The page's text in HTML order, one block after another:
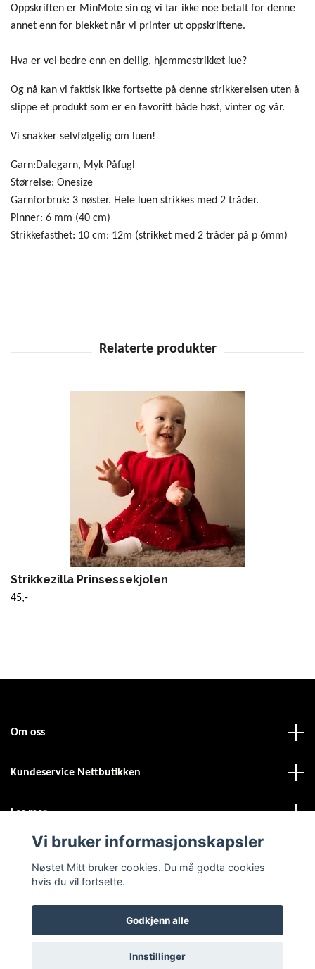
Oppskriften er MinMote sin og vi tar ikke noe betalt for denne
annet enn for blekket når vi printer ut oppskriftene.
Hva er vel bedre enn en deilig, hjemmestrikket lue?
Og nå kan vi faktisk ikke fortsette på denne strikkereisen uten å
slippe et produkt som er en favoritt både høst, vinter og vår.
Vi snakker selvfølgelig om luen!
Garn:Dalegarn, Myk Påfugl
Størrelse: Onesize
Garnforbruk: 3 nøster. Hele luen strikkes med 2 tråder.
Pinner: 6 mm (40 cm)
Strikkefasthet: 10 cm: 12m (strikket med 2 tråder på p 6mm)
Strikkezilla Prinsessekjolen
45,-
Om oss
Kundeservice Nettbutikken
Les mer
© 2026 Nøstet MittPowered by Quickbutik
Vi bruker informasjonskapsler
Nøstet Mitt bruker cookies. Du må godta cookies
hvis du vil fortsette.
Godkjenn alle
Innstillinger